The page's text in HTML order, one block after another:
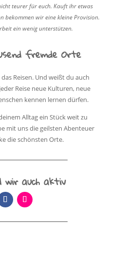
teurer für euch. Kauft ihr etwas
bekommen wir eine kleine Provision.
ein wenig unterstützen.
fremde Orte
Reisen. Und weißt du auch
Reise neue Kulturen, neue
kennen lernen dürfen.
Alltag ein Stück weit zu
mit uns die geilsten Abenteuer
die schönsten Orte.
wir auch aktiv